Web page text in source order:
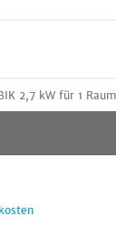
2,7 kW für 1